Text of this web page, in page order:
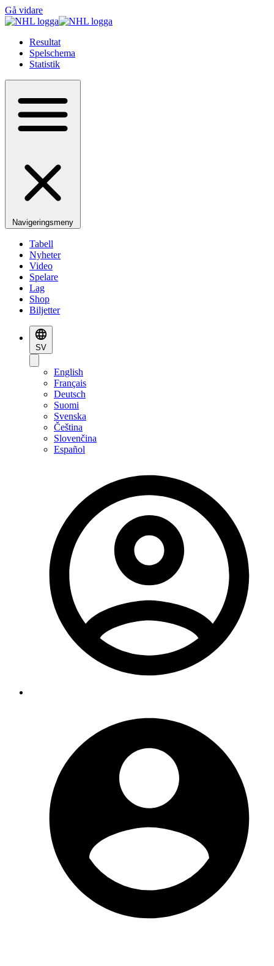
Gå vidare
Resultat
Spelschema
Statistik
Navigeringsmeny
Tabell
Nyheter
Video
Spelare
Lag
Shop
Biljetter
SV
English
Français
Deutsch
Suomi
Svenska
Čeština
Slovenčina
Español